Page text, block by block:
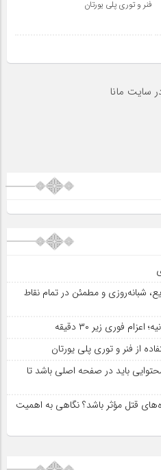
فنر و توری پلی یورتان
شبانه‌روزی و مطمئن در تمام نقاط
فوری زیر ۳۰ دقیقه
از فنر و توری پلی یورتان
باید در صفحه اصلی باشد تا
قتل مؤثر باشد؟ نگاهی به اهمیت